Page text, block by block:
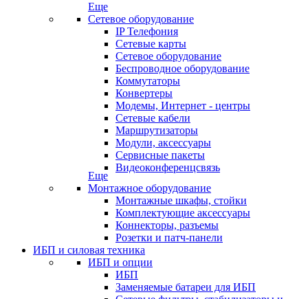
Еще
Сетевое оборудование
IP Телефония
Сетевые карты
Сетевое оборудование
Беспроводное оборудование
Коммутаторы
Конвертеры
Модемы, Интернет - центры
Сетевые кабели
Маршрутизаторы
Модули, аксессуары
Сервисные пакеты
Видеоконференцсвязь
Еще
Монтажное оборудование
Монтажные шкафы, стойки
Комплектующие аксессуары
Коннекторы, разъемы
Розетки и патч-панели
ИБП и силовая техника
ИБП и опции
ИБП
Заменяемые батареи для ИБП